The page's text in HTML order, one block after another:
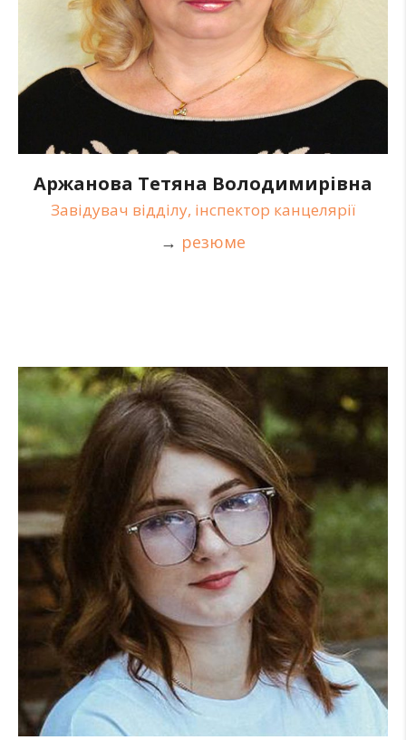
Аржанова Тетяна Володимирівна
Завідувач відділу, інспектор канцелярії
→ резюме